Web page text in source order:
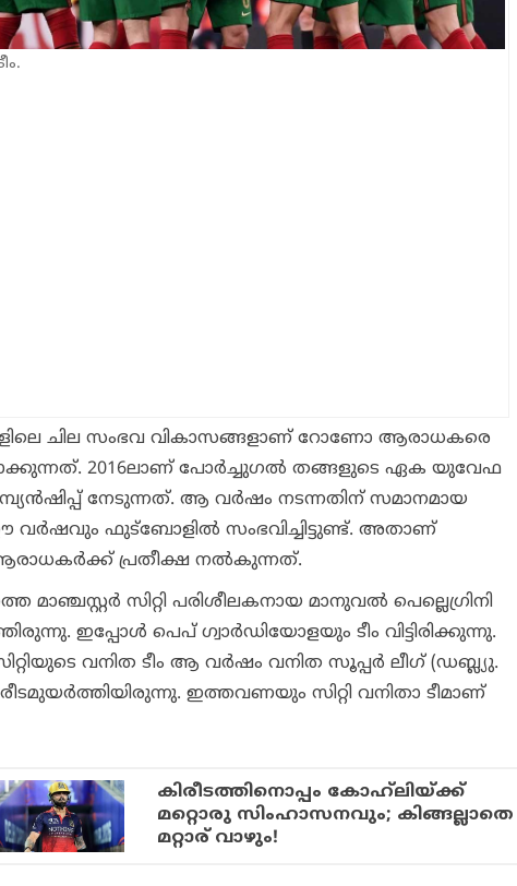
ചില സംഭവ വികാസങ്ങളാണ് റോണോ ആരാധകരെ
2016ലാണ് പോര്‍ച്ചുഗല്‍ തങ്ങളുടെ ഏക യുവേഫ
നേടുന്നത്. ആ വര്‍ഷം നടന്നതിന് സമാനമായ
ഫുട്‌ബോളില്‍ സംഭവിച്ചിട്ടുണ്ട്. അതാണ്
പ്രതീക്ഷ നല്‍കുന്നത്.
മാഞ്ചസ്റ്റര്‍ സിറ്റി പരിശീലകനായ മാനുവല്‍ പെല്ലെഗ്രിനി
ഇപ്പോള്‍ പെപ് ഗ്വാര്‍ഡിയോളയും ടീം വിട്ടിരിക്കുന്നു.
വനിത ടീം ആ വര്‍ഷം വനിത സൂപ്പര്‍ ലീഗ് (ഡബ്ല്യു.
ഇത്തവണയും സിറ്റി വനിതാ ടീമാണ്
കിരീടത്തിനൊപ്പം കോഹ്‌ലിയ്ക്ക്
മറ്റൊരു സിംഹാസനവും; കിങ്ങല്ലാതെ
മറ്റാര് വാഴും!